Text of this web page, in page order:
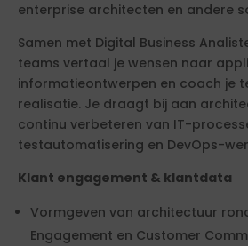
enterprise architecten en andere
Samen met Digital Business
teams vertaal je wensen naar
informatieontwerpen en coach je
realisatie. Je draagt bij aan
continu verbeteren van IT-
testautomatisering en DevOps-
Klant engagement & klantdata
Vormgeven van architectuur
Engagement en Customer